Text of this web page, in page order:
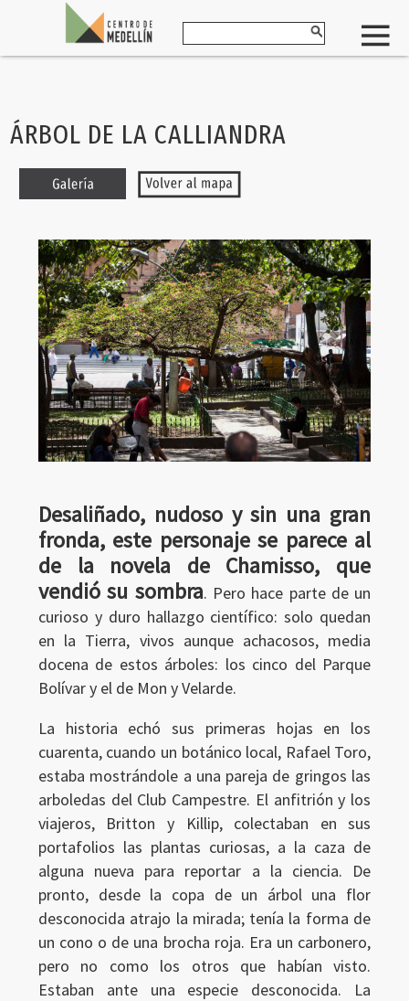
ÁRBOL DE LA CALLIANDRA
Desaliñado, nudoso y sin una gran
fronda, este personaje se parece al
de la novela de Chamisso, que
vendió su sombra. Pero hace parte de un
curioso y duro hallazgo científico: solo quedan
en la Tierra, vivos aunque achacosos, media
docena de estos árboles: los cinco del Parque
Bolívar y el de Mon y Velarde.
La historia echó sus primeras hojas en los
cuarenta, cuando un botánico local, Rafael Toro,
estaba mostrándole a una pareja de gringos las
arboledas del Club Campestre. El anfitrión y los
viajeros, Britton y Killip, colectaban en sus
portafolios las plantas curiosas, a la caza de
alguna nueva para reportar a la ciencia. De
pronto, desde la copa de un árbol una flor
desconocida atrajo la mirada; tenía la forma de
un cono o de una brocha roja. Era un carbonero,
pero no como los otros que habían visto.
Estaban ante una especie desconocida. La
Ingresar